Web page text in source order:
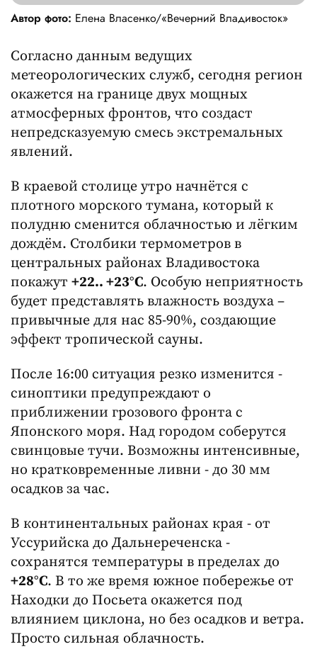
Автор фото: Елена Власенко/«Вечерний Владивосток»
Согласно данным ведущих
метеорологических служб, сегодня регион
окажется на границе двух мощных
атмосферных фронтов, что создаст
непредсказуемую смесь экстремальных
явлений.
В краевой столице утро начнётся с
плотного морского тумана, который к
полудню сменится облачностью и лёгким
дождём. Столбики термометров в
центральных районах Владивостока
покажут +22.. +23°C. Особую неприятность
будет представлять влажность воздуха –
привычные для нас 85-90%, создающие
эффект тропической сауны.
После 16:00 ситуация резко изменится -
синоптики предупреждают о
приближении грозового фронта с
Японского моря. Над городом соберутся
свинцовые тучи. Возможны интенсивные,
но кратковременные ливни - до 30 мм
осадков за час.
В континентальных районах края - от
Уссурийска до Дальнереченска -
сохранятся температуры в пределах до
+28°C. В то же время южное побережье от
Находки до Посьета окажется под
влиянием циклона, но без осадков и ветра.
Просто сильная облачность.